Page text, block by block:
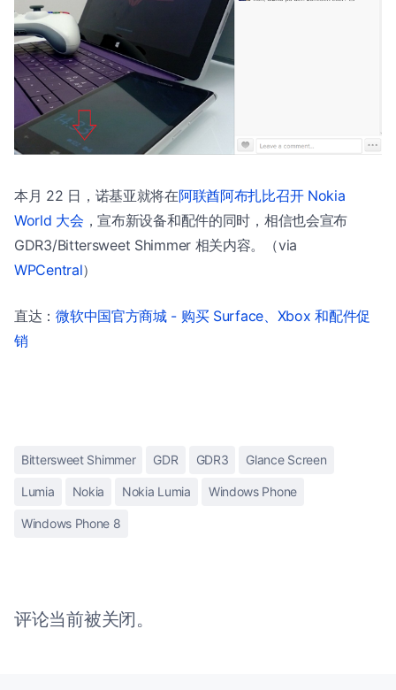
本月 22 日，诺基亚就将在阿联酋阿布扎比召开 Nokia
World 大会 ，宣布新设备和配件的同时，相信也会宣布
GDR3/Bittersweet Shimmer 相关内容。（via
WPCentral）
直达：微软中国官方商城 - 购买 Surface、Xbox 和配件促
销
Bittersweet Shimmer GDR GDR3 Glance Screen
Lumia Nokia Nokia Lumia Windows Phone
Windows Phone 8
评论当前被关闭。